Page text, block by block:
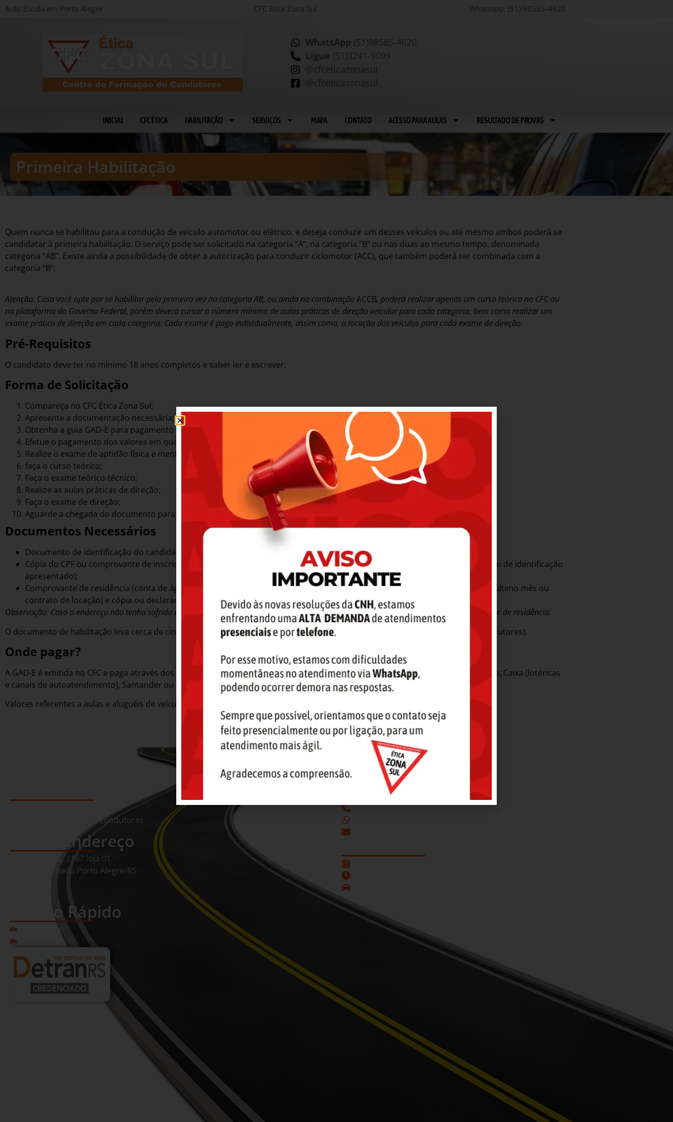
Auto Escola em Porto Alegre CFC Ética Zona Sul Whatsapp: (51) 98585-4620
WhatsApp (51)98585-4620
Ligue (51)3241-9099
@cfceticazonasul
@cfceticazonasul
INICIAL CFC ÉTICA HABILITAÇÃO SERVIÇOS MAPA CONTATO ACESSO PARA AULAS RESULTADO DE PROVAS
Primeira Habilitação
Quem nunca se habilitou para a condução de veículo automotor ou elétrico, e deseja conduzir um desses veículos ou até mesmo ambos poderá se
candidatar à primeira habilitação. O serviço pode ser solicitado na categoria “A”, na categoria “B” ou nas duas ao mesmo tempo, denominada
categoria “AB”. Existe ainda a possibilidade de obter a autorização para conduzir ciclomotor (ACC), que também poderá ser combinada com a
categoria “B”.
Atenção: Caso você opte por se habilitar pela primeira vez na categoria AB, ou ainda na combinação ACCB, poderá realizar apenas um curso teórico no CFC ou
na plataforma do Governo Federal, porém deverá cursar o número mínimo de aulas práticas de direção veicular para cada categoria, bem como realizar um
exame prático de direção em cada categoria. Cada exame é pago individualmente, assim como, a locação dos veículos para cada exame de direção.
Pré-Requisitos
O candidato deve ter no mínimo 18 anos completos e saber ler e escrever.
Forma de Solicitação
Compareça no CFC Ética Zona Sul;
Apresente a documentação necessária;
Obtenha a guia GAD-E para pagamento das taxas;
Efetue o pagamento dos valores em qualquer dos bancos conveniados;
Realize o exame de aptidão física e mental (exame médico) e a avaliação psicológica;
faça o curso teórico;
Faça o exame teórico-técnico;
Realize as aulas práticas de direção;
Faça o exame de direção;
Aguarde a chegada do documento para retirada no CFC.
Documentos Necessários
Documento de identificação do candidato e cópia;
Cópia do CPF ou comprovante de inscrição no CPF, emitido através do site da Receita Federal (caso não conste no documento de identificação
apresentado);
Comprovante de residência (conta de água, luz, gás, telefone, rede de internet, TV por assinatura, condomínio, referente ao último mês ou
contrato de locação) e cópia ou declaração de residência assinada no CFC.
Observação: Caso o endereço não tenha sofrido alterações desde o último serviço realizado, não será exigida a apresentação de comprovante de residência.
O documento de habilitação leva cerca de cinco dias úteis para ficar disponível para retirada no CFC (Centro de Formação de Condutores).
Onde pagar?
A GAD-E é emitida no CFC e paga através dos bancos conveniados: Banco do Brasil (somente para correntistas), Banrisul, Bradesco, Caixa (lotéricas
e canais de autoatendimento), Santander ou Sicredi.
Valores referentes a aulas e aluguéis de veículos são pagos diretamente no CFC.
Centro de formação de condutores
Nosso Endereço
Av. Cavalhada, 2167 loja 01
Bairro Cavalhada Porto Alegre/RS
Contato
(51)3241-9099
Acesso Rápido
Habilitação